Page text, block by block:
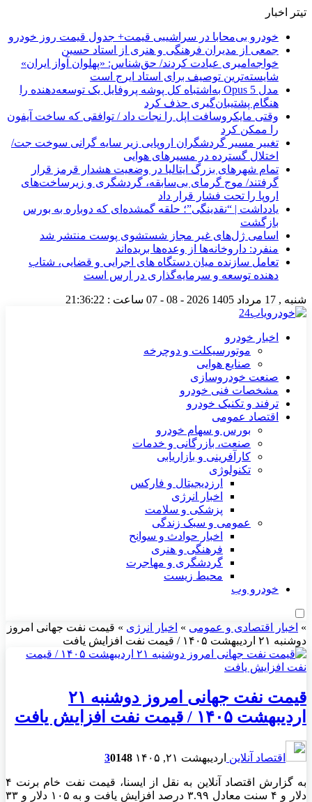
تیتر اخبار
خودرو بی‌محابا در سراشیبی قیمت+ جدول قیمت روز خودرو
جمعی از مدیران فرهنگی و هنری از استاد حسین
خواجه‌امیری عیادت کردند/ حق‌شناس: «پهلوان آواز ایران»
شایسته‌ترین توصیف برای استاد ایرج است
مدل Opus 5 به‌اشتباه کل پوشه پروفایل یک توسعه‌دهنده را
هنگام پشتیبان‌گیری حذف کرد
وقتی مایکروسافت اپل را نجات داد / توافقی که ساخت آیفون
را ممکن کرد
تغییر مسیر گردشگران اروپایی زیر سایه گرانی سوخت جت/
اختلال گسترده در مسیرهای هوایی
تمام شهرهای بزرگ ایتالیا در وضعیت هشدار قرمز قرار
گرفتند/ موج گرمای بی‌سابقه، گردشگری و زیرساخت‌های
اروپا را تحت فشار قرار داد
یادداشت | “نقدینگی”؛ حلقه گمشده‌ای که دوباره به بورس
بازگشت
اسامی ژل‌های غیر مجاز شستشوی پوست منتشر شد
منفرد: داروخانه‌ها از وعده‌ها بریده‌اند
تعامل سازنده میان دستگاه‌ های اجرایی و قضایی، شتاب‌
دهنده توسعه و سرمایه‌گذاری در ارس است
شنبه , 17 مرداد 1405 2026 - 08 - 07 ساعت : 21:36:23
اخبار خودرو
موتورسیکلت و دوچرخه
صنایع هوایی
صنعت خودروسازی
مشخصات فنی خودرو
ترفند و تکنیک خودرو
اقتصاد عمومی
بورس و سهام خودرو
صنعت، بازرگانی و خدمات
کارآفرینی و بازاریابی
تکنولوژی
ارزدیجیتال و فارکس
اخبار انرژی
پزشکی و سلامت
عمومی و سبک زندگی
اخبار حوادث و سوانح
فرهنگی و هنری
گردشگری و مهاجرت
محیط زیست
خودرو وب
» اخبار اقتصادی و عمومی » اخبار انرژی » قیمت نفت جهانی امروز
دوشنبه ۲۱ اردیبهشت ۱۴۰۵ / قیمت نفت افزایش یافت
قیمت نفت جهانی امروز دوشنبه ۲۱
اردیبهشت ۱۴۰۵ / قیمت نفت افزایش یافت
اقتصاد آنلاین اردیبهشت ۲۱, ۱۴۰۵ 30148
به گزارش اقتصاد آنلاین به نقل از ایسنا، قیمت نفت خام برنت ۴
دلار و ۴ سنت معادل ۳.۹۹ درصد افزایش یافت و به ۱۰۵ دلار و ۳۳